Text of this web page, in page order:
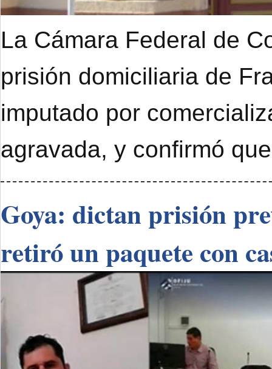
La Cámara Federal de
prisión domiciliaria de
imputado por
agravada, y confirmó
Goya: dictan prisión
retiró un paquete con